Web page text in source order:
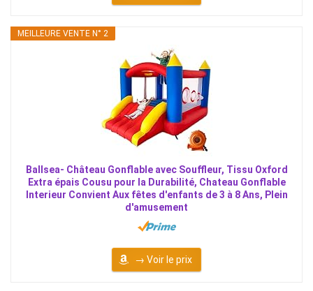
MEILLEURE VENTE N° 2
Ballsea- Château Gonflable avec Souffleur, Tissu Oxford
Extra épais Cousu pour la Durabilité, Chateau Gonflable
Interieur Convient Aux fêtes d'enfants de 3 à 8 Ans, Plein
d'amusement
→ Voir le prix